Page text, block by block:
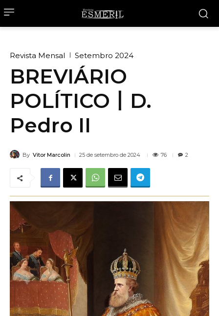
Revista Mensal Setembro 2024
BREVIÁRIO
POLÍTICO丨D.
Pedro II
By Vitor Marcolin 25 de setembro de 2024 76 2